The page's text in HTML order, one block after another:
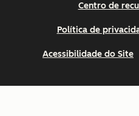
Centro de
Política de
Acessibilidade do Site